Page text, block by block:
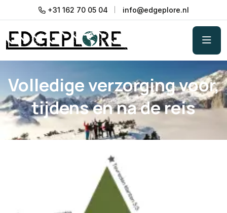
+31 162 70 05 04 info@edgeplore.nl
Volledige verzorging voor,
tijdens en na de reis